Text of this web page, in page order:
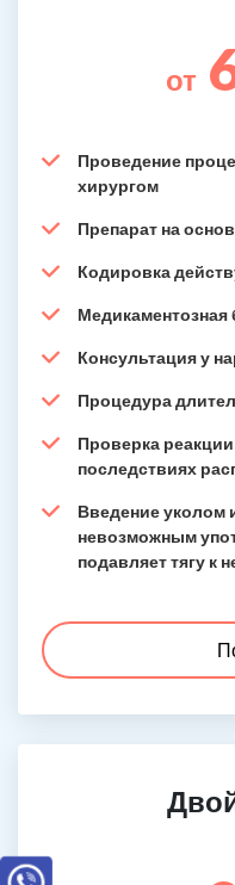
от
Проведение
хирургом
Препарат на
Кодировка
Медикаментозная
Консультация у
Процедура
Проверка реакции
последствиях
Введение уколом
невозможным
подавляет тягу к